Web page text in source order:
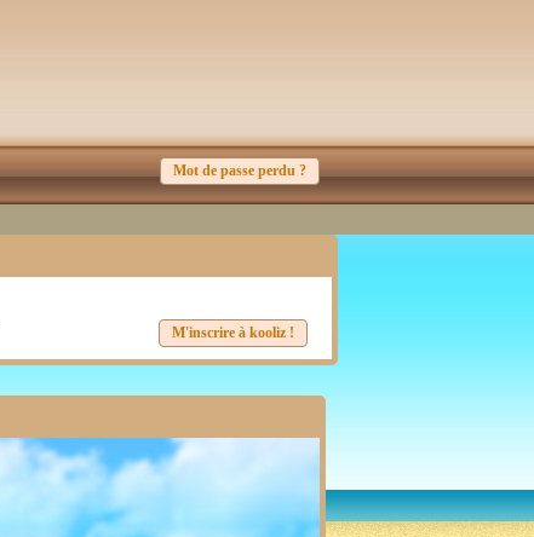
Mot de passe perdu ?
M'inscrire à kooliz !